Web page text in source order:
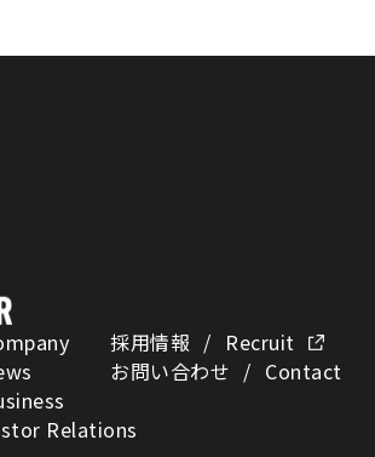
採用情報 / Recruit
お問い合わせ / Contact
Relations